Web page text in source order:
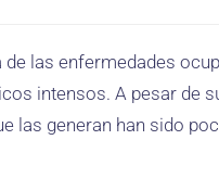
las enfermedades
intensos. A pesar de
las generan han sido